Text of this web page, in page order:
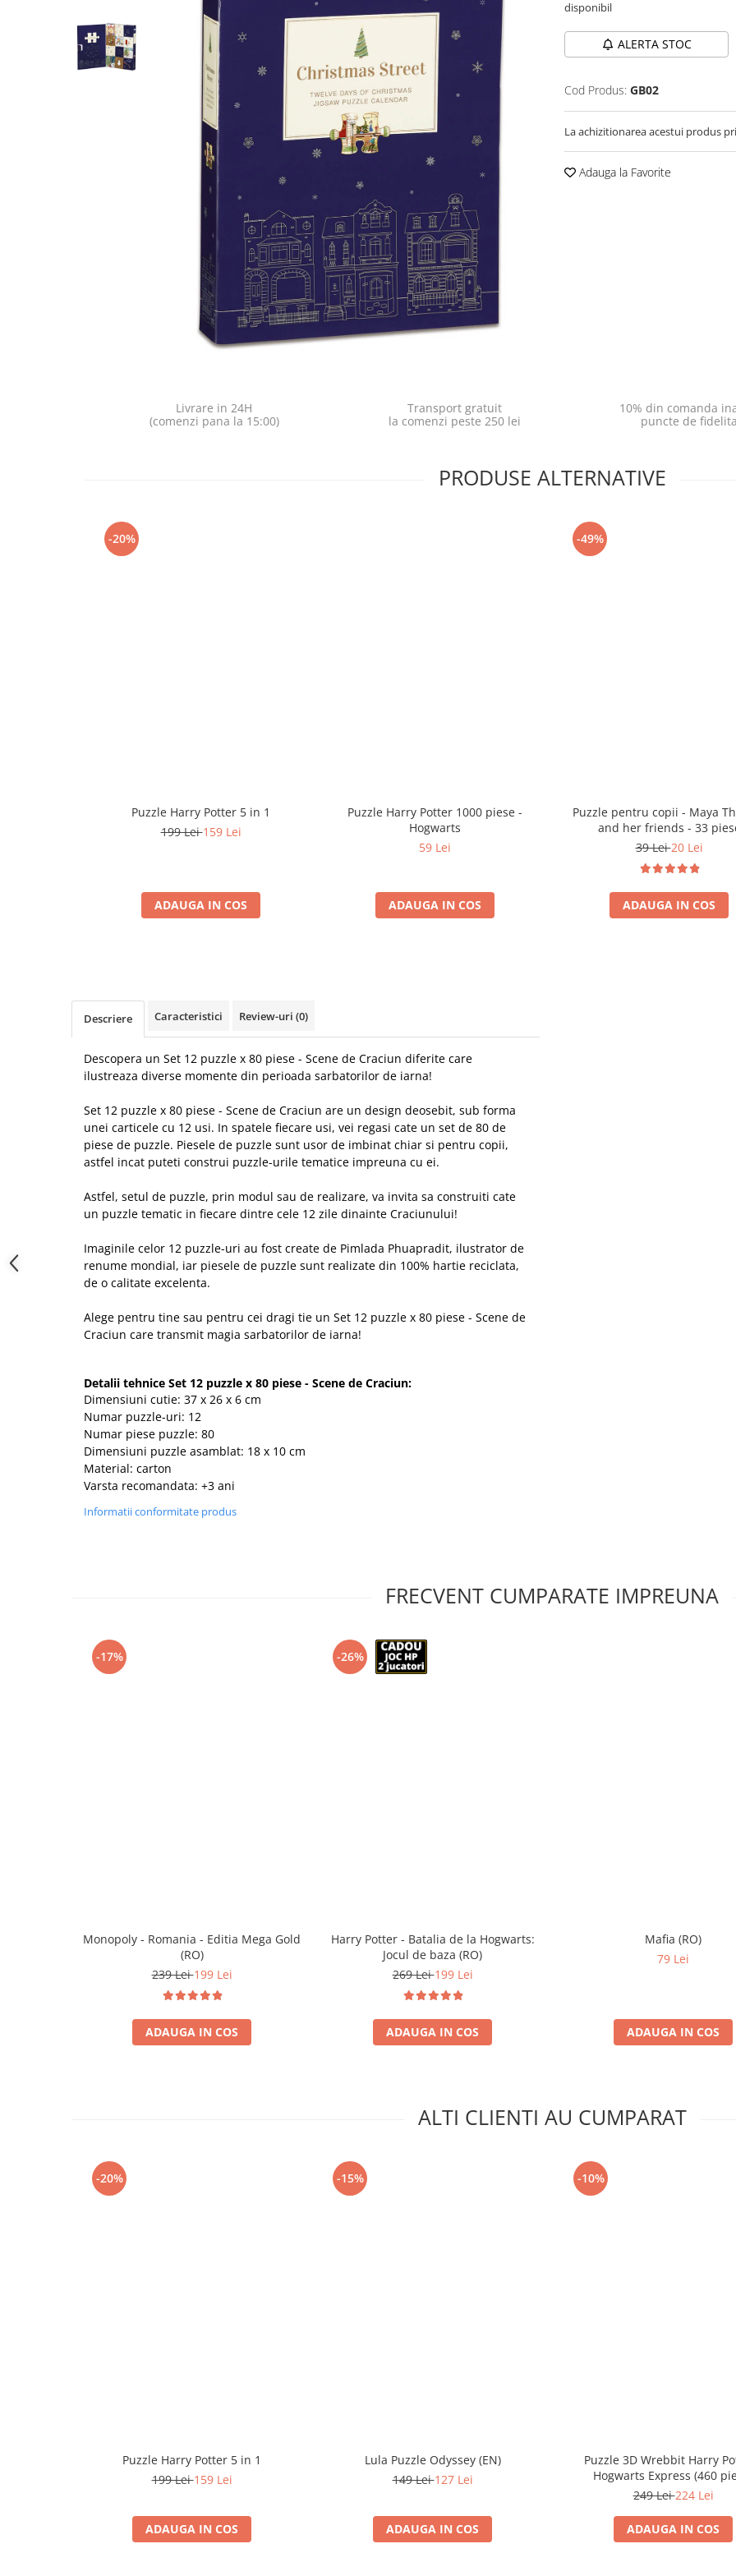
Jocuri pentru 2 persoane
Game cunoscute
disponibil
ALERTA STOC
Cod Produs: GB02
La achizitionarea acestui produs
Adauga la Favorite
Livrare in 24H
(comenzi pana la 15:00)
Transport gratuit
la comenzi peste 250 lei
10% din comanda
puncte de
PRODUSE ALTERNATIVE
-20%
Puzzle Harry Potter 5 in 1
199 Lei159 Lei
ADAUGA IN COS
Puzzle Harry Potter 1000 piese -
Hogwarts
59 Lei
ADAUGA IN COS
-49%
Puzzle pentru copii - Maya
and her friends - 33
39 Lei20 Lei
ADAUGA IN COS
Descriere Caracteristici Review-uri (0)
Descopera un Set 12 puzzle x 80 piese - Scene de Craciun diferite care
ilustreaza diverse momente din perioada sarbatorilor de iarna!
Set 12 puzzle x 80 piese - Scene de Craciun are un design deosebit, sub forma
unei carticele cu 12 usi. In spatele fiecare usi, vei regasi cate un set de 80 de
piese de puzzle. Piesele de puzzle sunt usor de imbinat chiar si pentru copii,
astfel incat puteti construi puzzle-urile tematice impreuna cu ei.
Astfel, setul de puzzle, prin modul sau de realizare, va invita sa construiti cate
un puzzle tematic in fiecare dintre cele 12 zile dinainte Craciunului!
Imaginile celor 12 puzzle-uri au fost create de Pimlada Phuapradit, ilustrator de
renume mondial, iar piesele de puzzle sunt realizate din 100% hartie reciclata,
de o calitate excelenta.
Alege pentru tine sau pentru cei dragi tie un Set 12 puzzle x 80 piese - Scene de
Craciun care transmit magia sarbatorilor de iarna!
Detalii tehnice Set 12 puzzle x 80 piese - Scene de Craciun:
Dimensiuni cutie: 37 x 26 x 6 cm
Numar puzzle-uri: 12
Numar piese puzzle: 80
Dimensiuni puzzle asamblat: 18 x 10 cm
Material: carton
Varsta recomandata: +3 ani
Informatii conformitate produs
FRECVENT CUMPARATE IMPREUNA
-17%
Monopoly - Romania - Editia Mega Gold
(RO)
239 Lei199 Lei
ADAUGA IN COS
-26%
Harry Potter - Batalia de la Hogwarts:
Jocul de baza (RO)
269 Lei199 Lei
ADAUGA IN COS
Mafia (RO)
79 Lei
ADAUGA IN COS
ALTI CLIENTI AU CUMPARAT
-20%
Puzzle Harry Potter 5 in 1
199 Lei159 Lei
ADAUGA IN COS
-15%
Lula Puzzle Odyssey (EN)
149 Lei127 Lei
ADAUGA IN COS
-10%
Puzzle 3D Wrebbit Harry
Hogwarts Express (460
249 Lei224 Lei
ADAUGA IN COS